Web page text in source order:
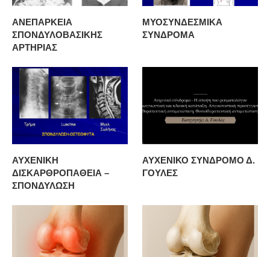
ΑΝΕΠΑΡΚΕΙΑ
ΣΠΟΝΔΥΛΟΒΑΣΙΚΗΣ
ΑΡΤΗΡΙΑΣ
ΜΥΟΣΥΝΔΕΣΜΙΚΑ
ΣΥΝΔΡΟΜΑ
ΑΥΧΕΝΙΚΗ
ΔΙΣΚΑΡΘΡΟΠΑΘΕΙΑ –
ΣΠΟΝΔΥΛΩΣΗ
ΑΥΧΕΝΙΚΟ ΣΥΝΔΡΟΜΟ Δ.
ΓΟΥΛΕΣ